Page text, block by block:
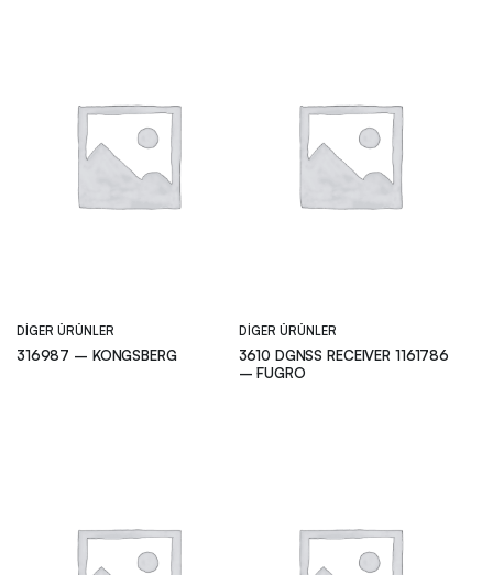
DIGER ÜRÜNLER
316987 – KONGSBERG
DIGER ÜRÜNLER
3610 DGNSS RECEIVER 1161786
– FUGRO